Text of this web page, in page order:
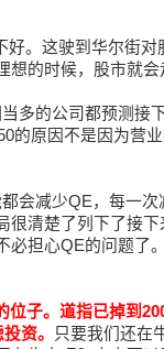
好。这驶到华尔街对
的时候，股市就会
多的公司都预测接
的原因不是因为营
会减少QE，每一次
很清楚了列下了接下
必担心QE的问题了
位子。道指已掉到
资。
只要我们还在